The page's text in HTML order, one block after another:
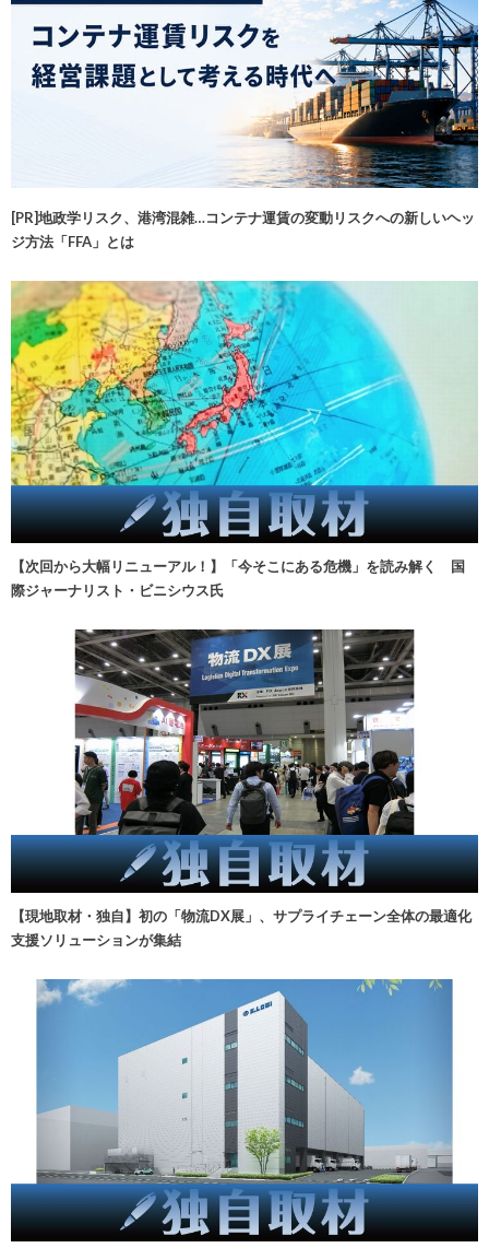
[PR]地政学リスク、港湾混雑…コンテナ運賃の変動リスクへの新しいヘッ
ジ方法「FFA」とは
【次回から大幅リニューアル！】「今そこにある危機」を読み解く 国
際ジャーナリスト・ビニシウス氏
【現地取材・独自】初の「物流DX展」、サプライチェーン全体の最適化
支援ソリューションが集結